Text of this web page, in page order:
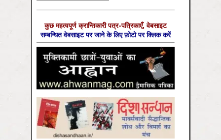
कुछ महत्‍वपूर्ण क्रान्तिकारी पत्र-पत्रिकाएँ, वेबसाइट
सम्‍बन्धित वेबसाइट पर जाने के लिए फ़ोटो पर क्लिक करें